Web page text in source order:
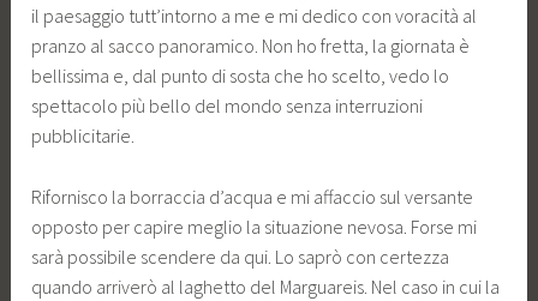
il paesaggio tutt’intorno a me e mi dedico con voracità al
pranzo al sacco panoramico. Non ho fretta, la giornata è
bellissima e, dal punto di sosta che ho scelto, vedo lo
spettacolo più bello del mondo senza interruzioni
pubblicitarie.
Rifornisco la borraccia d’acqua e mi affaccio sul versante
opposto per capire meglio la situazione nevosa. Forse mi
sarà possibile scendere da qui. Lo saprò con certezza
quando arriverò al laghetto del Marguareis. Nel caso in cui la